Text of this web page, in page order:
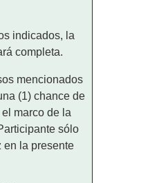
indicados, la
completa.
mencionados
(1) chance de
marco de la
sólo
en la presente